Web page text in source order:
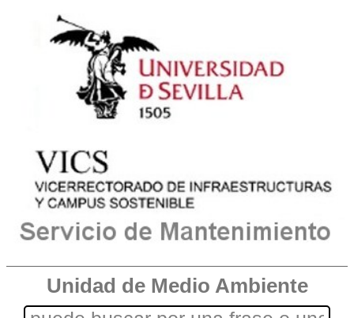
Unidad de Medio Ambiente